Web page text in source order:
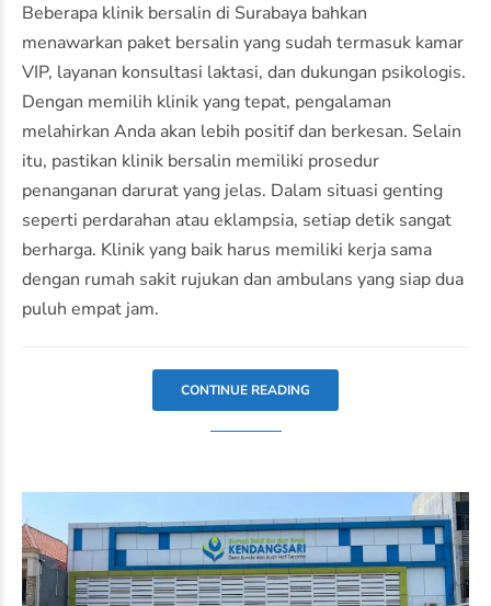
Beberapa klinik bersalin di Surabaya bahkan
menawarkan paket bersalin yang sudah termasuk kamar
VIP, layanan konsultasi laktasi, dan dukungan psikologis.
Dengan memilih klinik yang tepat, pengalaman
melahirkan Anda akan lebih positif dan berkesan. Selain
itu, pastikan klinik bersalin memiliki prosedur
penanganan darurat yang jelas. Dalam situasi genting
seperti perdarahan atau eklampsia, setiap detik sangat
berharga. Klinik yang baik harus memiliki kerja sama
dengan rumah sakit rujukan dan ambulans yang siap dua
puluh empat jam.
CONTINUE READING